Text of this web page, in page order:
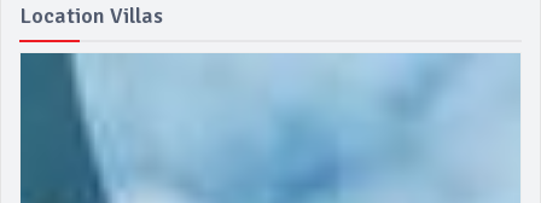
Location Villas